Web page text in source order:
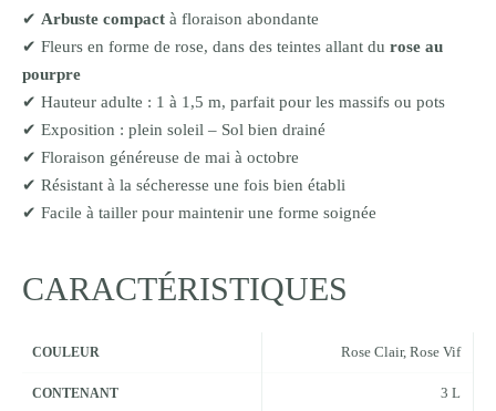
✔ Arbuste compact à floraison abondante
✔ Fleurs en forme de rose, dans des teintes allant du rose au
pourpre
✔ Hauteur adulte : 1 à 1,5 m, parfait pour les massifs ou pots
✔ Exposition : plein soleil – Sol bien drainé
✔ Floraison généreuse de mai à octobre
✔ Résistant à la sécheresse une fois bien établi
✔ Facile à tailler pour maintenir une forme soignée
CARACTÉRISTIQUES
COULEUR Rose Clair, Rose Vif
CONTENANT 3 L